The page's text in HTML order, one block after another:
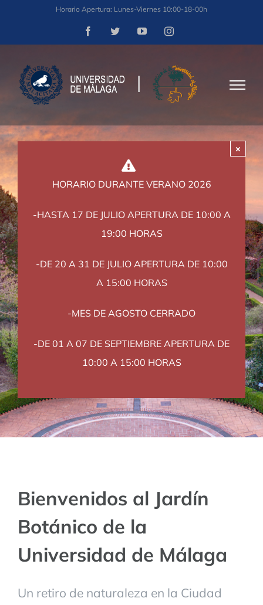
contenido
Horario Apertura: Lunes-Viernes 10:00-18-00h
FacebookTwitterYouTubeInstagram
×
HORARIO DURANTE VERANO 2026
-HASTA 17 DE JULIO APERTURA DE 10:00 A
19:00 HORAS
-DE 20 A 31 DE JULIO APERTURA DE 10:00
A 15:00 HORAS
-MES DE AGOSTO CERRADO
-DE 01 A 07 DE SEPTIEMBRE APERTURA DE
10:00 A 15:00 HORAS
Bienvenidos al Jardín
Botánico de la
Universidad de Málaga
Un retiro de naturaleza en la Ciudad